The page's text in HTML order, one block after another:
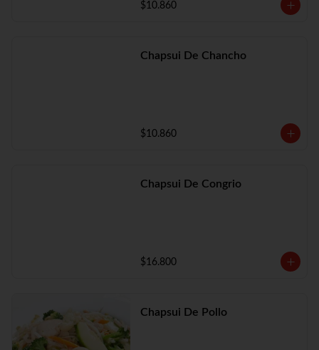
$10.860
Chapsui De Chancho
$10.860
Chapsui De Congrio
$16.800
Chapsui De Pollo